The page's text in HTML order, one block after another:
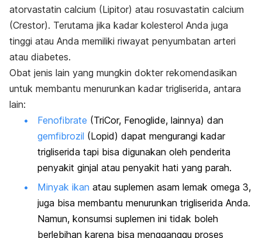
atorvastatin calcium (Lipitor) atau rosuvastatin calcium
(Crestor). Terutama jika kadar kolesterol Anda juga
tinggi atau Anda memiliki riwayat penyumbatan arteri
atau diabetes.
Obat jenis lain yang mungkin dokter rekomendasikan
untuk membantu menurunkan kadar trigliserida, antara
lain:
Fenofibrate (TriCor, Fenoglide, lainnya) dan
gemfibrozil (Lopid) dapat mengurangi kadar
trigliserida tapi bisa digunakan oleh penderita
penyakit ginjal atau penyakit hati yang parah.
Minyak ikan atau suplemen asam lemak omega 3,
juga bisa membantu menurunkan trigliserida Anda.
Namun, konsumsi suplemen ini tidak boleh
berlebihan karena bisa mengganggu proses